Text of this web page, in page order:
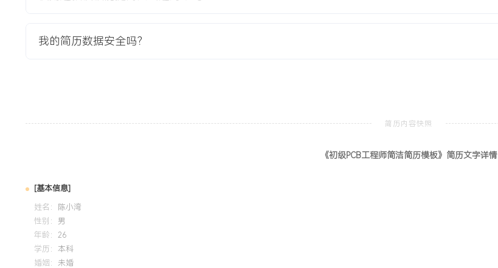
自我评价
培训经历
2024-09
系统学习IPC电子组件的可接受性标准与PCB设计规范，将标准应用于日常设计检查环节，
规范了公司内部工艺边、阻焊桥等设计细节，使设计输出与生产要求的契合度提升，减少
我的简历数据安全吗？
《初级PCB工程师简洁简历模板》简历文字详情
[基本信息]
姓名：
陈小湾
性别： 男
年龄： 26
学历： 本科
婚姻： 未婚